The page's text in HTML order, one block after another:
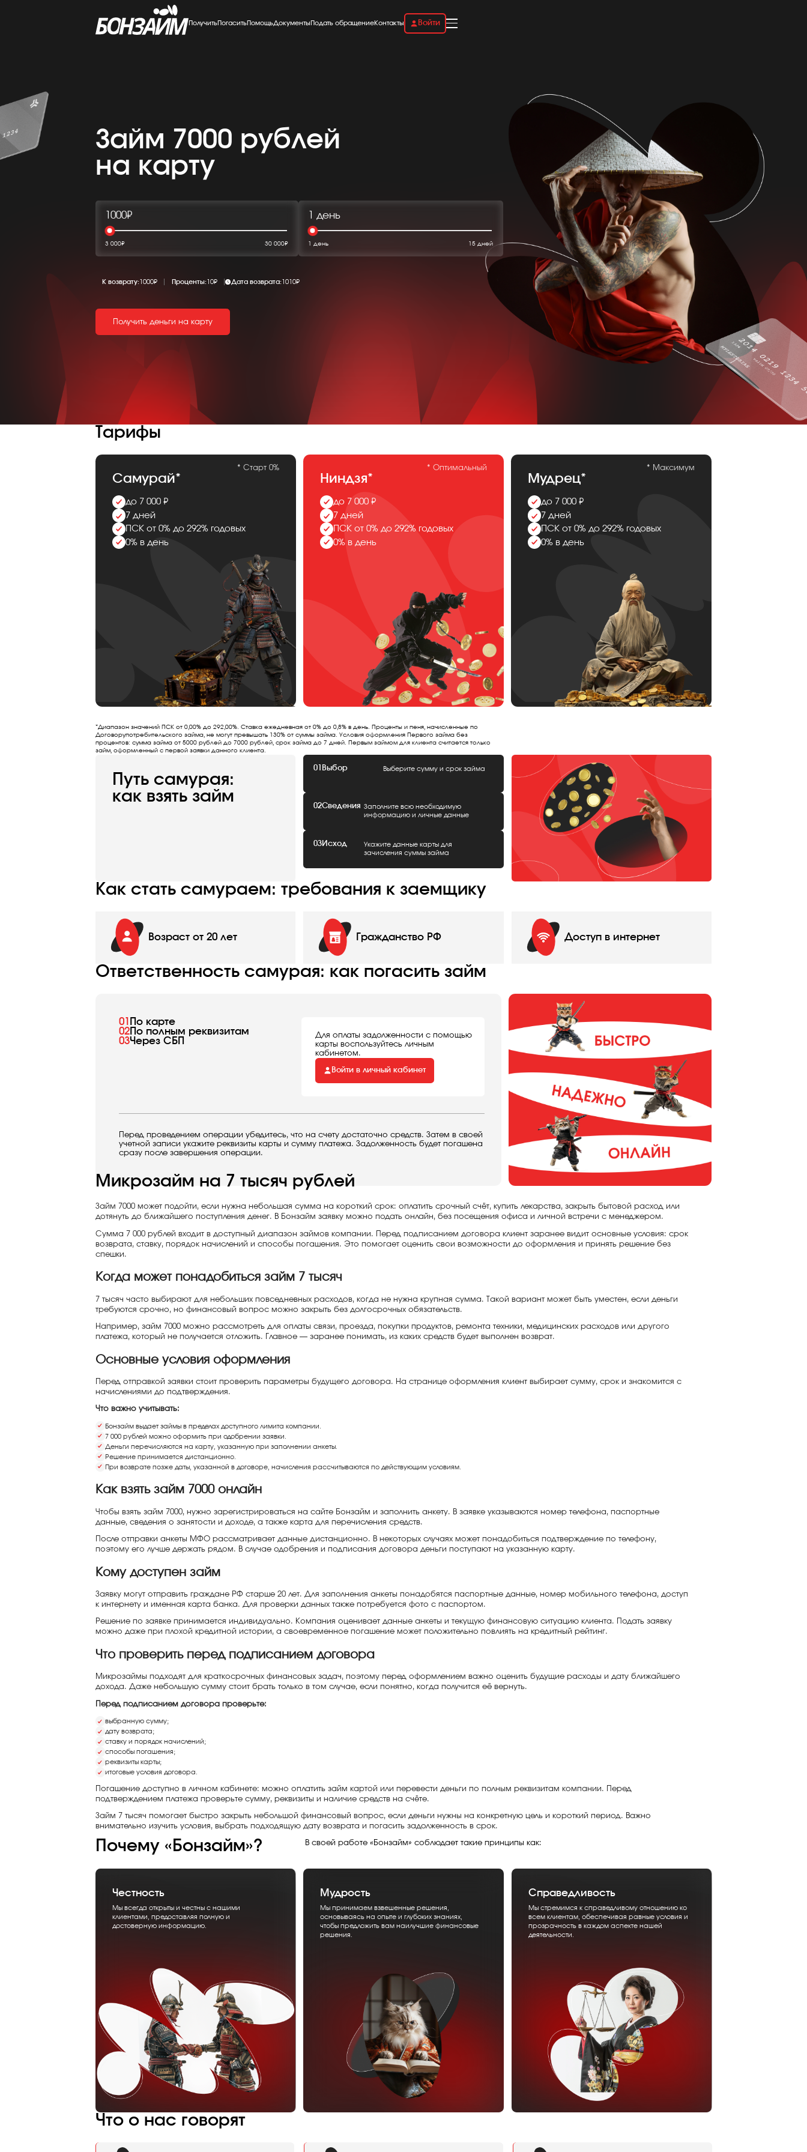
ПолучитьПогаситьПомощьДокументы Подать обращениеКонтакты Войти
Займ 7000 рублей
на карту
1000₽
3 000₽ 30 000₽
1 день
1 день 15 дней
К возврату:1000₽ Проценты:10₽ Дата возврата:1010₽
Получить деньги на карту
Тарифы
* Старт 0%
Самурай*
до 7 000 ₽
7 дней
ПСК от 0% до 292% годовых
0% в день
* Оптимальный
Ниндзя*
до 7 000 ₽
7 дней
ПСК от 0% до 292% годовых
0% в день
* Максимум
Мудрец*
до 7 000 ₽
7 дней
ПСК от 0% до 292% годовых
0% в день
*Диапазон значений ПСК от 0,00% до 292,00%. Ставка ежедневная от 0% до 0,8% в день. Проценты и пеня, начисленные по
Договорупотребительского займа, не могут превышать 130% от суммы займа. Условия оформления Первого займа без
процентов: сумма займа от 5000 рублей до 7000 рублей, срок займа до 7 дней. Первым займом для клиента считается только
займ, оформленный с первой заявки данного клиента.
Путь самурая:
как взять займ
01 Выбор Выберите сумму и срок займа
02Сведения Заполните всю необходимую
информацию и личные данные
03Исход
Укажите данные карты для
зачисления суммы займа
Как стать самураем: требования к заемщику
Возраст от 20 лет Гражданство РФ Доступ в интернет
Ответственность самурая: как погасить займ
01
По карте
02По полным реквизитам
03Через СБП
Для оплаты задолженности с помощью
карты воспользуйтесь личным
кабинетом.
Войти в личный кабинет
Перед проведением операции убедитесь, что на счету достаточно средств. Затем в своей
учетной записи укажите реквизиты карты и сумму платежа. Задолженность будет погашена
сразу после завершения операции.
Микрозайм на 7 тысяч рублей
Займ 7000 может подойти, если нужна небольшая сумма на короткий срок: оплатить срочный счёт, купить лекарства, закрыть бытовой расход или
дотянуть до ближайшего поступления денег. В Бонзайм заявку можно подать онлайн, без посещения офиса и личной встречи с менеджером.
Сумма 7 000 рублей входит в доступный диапазон займов компании. Перед подписанием договора клиент заранее видит основные условия: срок
возврата, ставку, порядок начислений и способы погашения. Это помогает оценить свои возможности до оформления и принять решение без
спешки.
Когда может понадобиться займ 7 тысяч
7 тысяч часто выбирают для небольших повседневных расходов, когда не нужна крупная сумма. Такой вариант может быть уместен, если деньги
требуются срочно, но финансовый вопрос можно закрыть без долгосрочных обязательств.
Например, займ 7000 можно рассмотреть для оплаты связи, проезда, покупки продуктов, ремонта техники, медицинских расходов или другого
платежа, который не получается отложить. Главное — заранее понимать, из каких средств будет выполнен возврат.
Основные условия оформления
Перед отправкой заявки стоит проверить параметры будущего договора. На странице оформления клиент выбирает сумму, срок и знакомится с
начислениями до подтверждения.
Что важно учитывать:
Бонзайм выдает займы в пределах доступного лимита компании.
7 000 рублей можно оформить при одобрении заявки.
Деньги перечисляются на карту, указанную при заполнении анкеты.
Решение принимается дистанционно.
При возврате позже даты, указанной в договоре, начисления рассчитываются по действующим условиям.
Как взять займ 7000 онлайн
Чтобы взять займ 7000, нужно зарегистрироваться на сайте Бонзайм и заполнить анкету. В заявке указываются номер телефона, паспортные
данные, сведения о занятости и доходе, а также карта для перечисления средств.
После отправки анкеты МФО рассматривает данные дистанционно. В некоторых случаях может понадобиться подтверждение по телефону,
поэтому его лучше держать рядом. В случае одобрения и подписания договора деньги поступают на указанную карту.
Кому доступен займ
Заявку могут отправить граждане РФ старше 20 лет. Для заполнения анкеты понадобятся паспортные данные, номер мобильного телефона, доступ
к интернету и именная карта банка. Для проверки данных также потребуется фото с паспортом.
Решение по заявке принимается индивидуально. Компания оценивает данные анкеты и текущую финансовую ситуацию клиента. Подать заявку
можно даже при плохой кредитной истории, а своевременное погашение может положительно повлиять на кредитный рейтинг.
Что проверить перед подписанием договора
Микрозаймы подходят для краткосрочных финансовых задач, поэтому перед оформлением важно оценить будущие расходы и дату ближайшего
дохода. Даже небольшую сумму стоит брать только в том случае, если понятно, когда получится её вернуть.
Перед подписанием договора проверьте:
выбранную сумму;
дату возврата;
ставку и порядок начислений;
способы погашения;
реквизиты карты;
итоговые условия договора.
Погашение доступно в личном кабинете: можно оплатить займ картой или перевести деньги по полным реквизитам компании. Перед
подтверждением платежа проверьте сумму, реквизиты и наличие средств на счёте.
Займ 7 тысяч помогает быстро закрыть небольшой финансовый вопрос, если деньги нужны на конкретную цель и короткий период. Важно
внимательно изучить условия, выбрать подходящую дату возврата и погасить задолженность в срок.
Почему «Бонзайм»? В своей работе «Бонзайм» соблюдает такие принципы как:
Честность
Мы всегда открыты и честны с нашими
клиентами, предоставляя полную и
достоверную информацию.
Мудрость
Мы принимаем взвешенные решения,
основываясь на опыте и глубоких знаниях,
чтобы предложить вам наилучшие финансовые
решения.
Справедливость
Мы стремимся к справедливому отношению ко
всем клиентам, обеспечивая равные условия и
прозрачность в каждом аспекте нашей
деятельности.
Что о нас говорят